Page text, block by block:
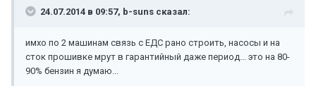
24.07.2014 в 09:57, b-suns сказал:
имхо по 2 машинам связь с ЕДС рано строить, насосы и на
сток прошивке мрут в гарантийный даже период... это на 80-
90% бензин я думаю...